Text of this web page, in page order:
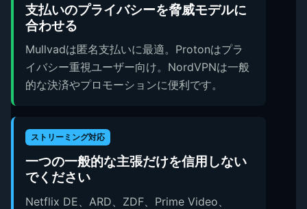
支払いのプライバシーを脅威モデルに
合わせる
Mullvadは匿名支払いに最適。Protonはプラ
イバシー重視ユーザー向け。NordVPNは一般
的な決済やプロモーションに便利です。
ストリーミング対応
一つの一般的な主張だけを信用しない
でください
Netflix DE、ARD、ZDF、Prime Video、